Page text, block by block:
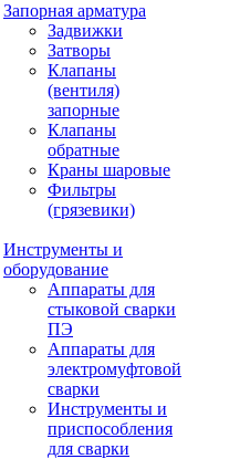
Запорная арматура
Задвижки
Затворы
Клапаны
(вентиля)
запорные
Клапаны
обратные
Краны шаровые
Фильтры
(грязевики)
Инструменты и
оборудование
Аппараты для
стыковой сварки
ПЭ
Аппараты для
электромуфтовой
сварки
Инструменты и
приспособления
для сварки